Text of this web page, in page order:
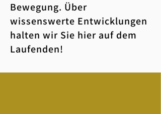
Bewegung. Über
wissenswerte Entwicklungen
halten wir Sie hier auf dem
Laufenden!